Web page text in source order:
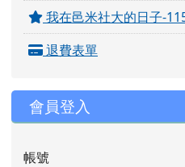
我在邑米社大的日子-
退費表單
會員登入
帳號